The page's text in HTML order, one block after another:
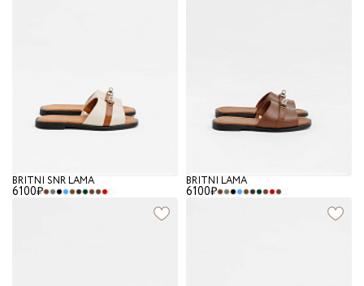
BRITNI SNR LAMA
6100₽
BRITNI LAMA
6100₽